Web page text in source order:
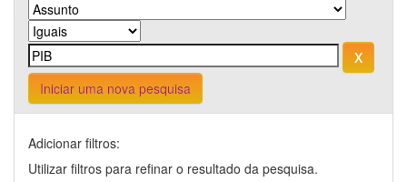
Iniciar uma nova pesquisa
Adicionar filtros:
Utilizar filtros para refinar o resultado da pesquisa.